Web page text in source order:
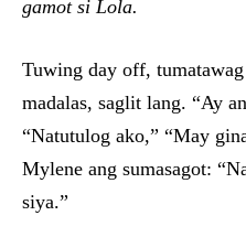
gamot si Lola.
Tuwing day off,
madalas, saglit lang. “Ay
“Natutulog ako,” “May
Mylene ang sumasagot:
siya.”